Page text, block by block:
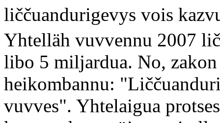
liččuandurigevys vois
Yhtelläh vuvvennu 2007
libo 5 miljardua. No,
heikombannu:
vuvves". Yhtelaigua